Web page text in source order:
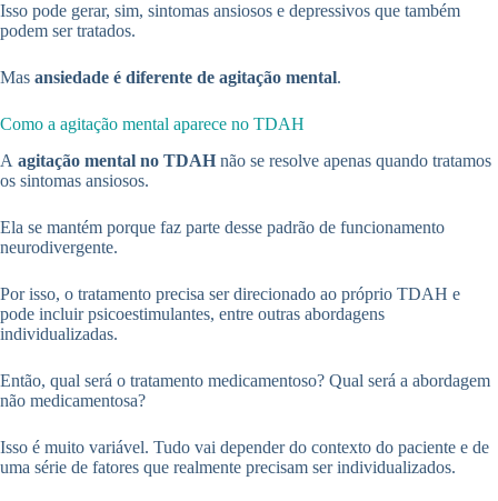
Isso pode gerar, sim, sintomas ansiosos e depressivos que também
podem ser tratados.
Mas ansiedade é diferente de agitação mental.
Como a agitação mental aparece no TDAH
A agitação mental no TDAH não se resolve apenas quando tratamos
os sintomas ansiosos.
Ela se mantém porque faz parte desse padrão de funcionamento
neurodivergente.
Por isso, o tratamento precisa ser direcionado ao próprio TDAH e
pode incluir psicoestimulantes, entre outras abordagens
individualizadas.
Então, qual será o tratamento medicamentoso? Qual será a abordagem
não medicamentosa?
Isso é muito variável. Tudo vai depender do contexto do paciente e de
uma série de fatores que realmente precisam ser individualizados.